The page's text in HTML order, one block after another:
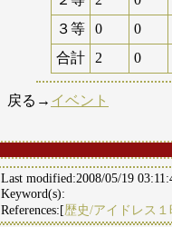
３等
0 0
合計
2 0
戻る→ イベント
Last modified:2008/05/19
Keyword(s):
References:[歴史/アイドレス